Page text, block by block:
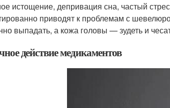
истощение, депривация сна, частый
приводят к проблемам с
выпадать, а кожа головы — зудеть и
действие медикаментов